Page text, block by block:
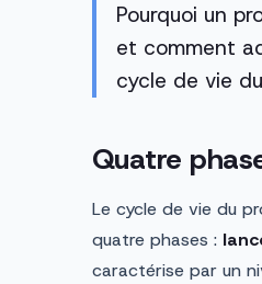
Pourquoi un
et comment
cycle de vie
Quatre
Le cycle de vie du
quatre phases :
caractérise par un